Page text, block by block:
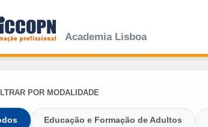
Academia Lisboa
POR MODALIDADE
Educação e Formação de Adultos